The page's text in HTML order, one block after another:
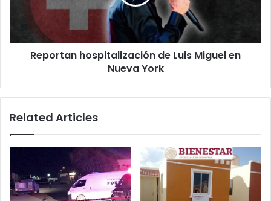
Nueva
Reportan hospitalización de Luis Miguel en
Nueva York
Related Articles